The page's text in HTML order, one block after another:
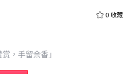
0 收藏
赏，手留余香」